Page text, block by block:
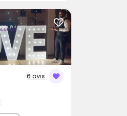
6 avis